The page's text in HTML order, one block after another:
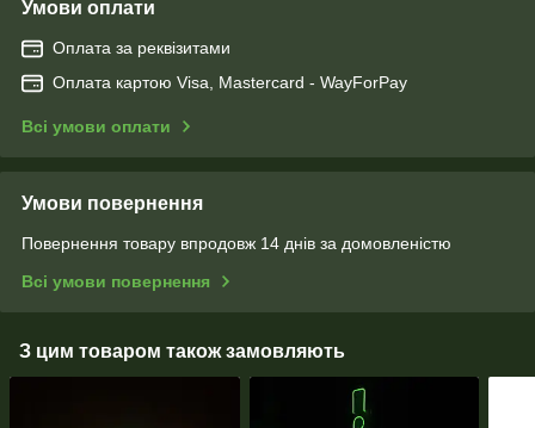
Умови оплати
Оплата за реквізитами
Оплата картою Visa, Mastercard - WayForPay
Всі умови оплати
Умови повернення
Повернення товару впродовж 14 днів за домовленістю
Всі умови повернення
З цим товаром також замовляють